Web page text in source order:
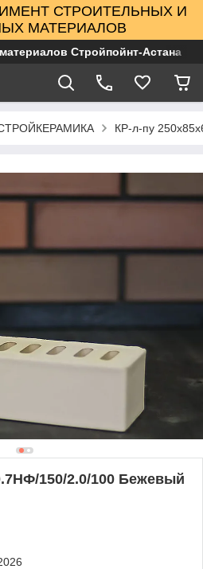
СТРОИТЕЛЬНЫХ И
МАТЕРИАЛОВ
Стройпойнт-Астана
КР-л-пу
150/2.0/100 Бежевый